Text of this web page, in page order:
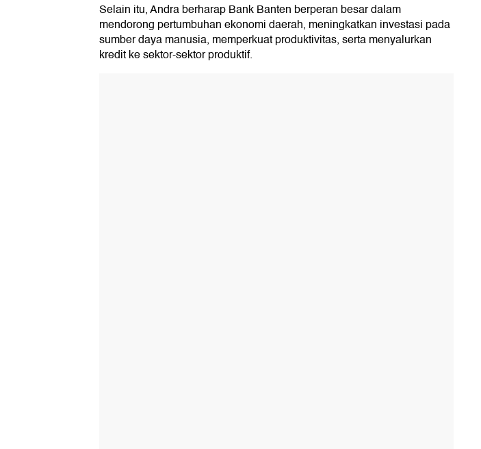
Selain itu, Andra berharap Bank Banten berperan besar dalam
mendorong pertumbuhan ekonomi daerah, meningkatkan investasi pada
sumber daya manusia, memperkuat produktivitas, serta menyalurkan
kredit ke sektor-sektor produktif.